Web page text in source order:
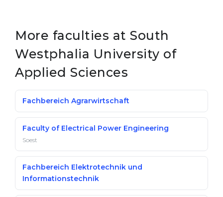
More faculties at South
Westphalia University of
Applied Sciences
Fachbereich Agrarwirtschaft
Faculty of Electrical Power Engineering
Soest
Fachbereich Elektrotechnik und
Informationstechnik